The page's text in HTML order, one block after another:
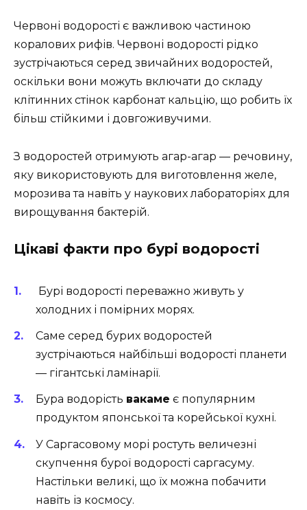
Червоні водорості є важливою частиною
коралових рифів. Червоні водорості рідко
зустрічаються серед звичайних водоростей,
оскільки вони можуть включати до складу
клітинних стінок карбонат кальцію, що робить їх
більш стійкими і довгоживучими.
З водоростей отримують агар-агар — речовину,
яку використовують для виготовлення желе,
морозива та навіть у наукових лабораторіях для
вирощування бактерій.
Цікаві факти про бурі водорості
Бурі водорості переважно живуть у
холодних і помірних морях.
Саме серед бурих водоростей
зустрічаються найбільші водорості планети
— гігантські ламінарії.
Бура водорість вакаме є популярним
продуктом японської та корейської кухні.
У Саргасовому морі ростуть величезні
скупчення бурої водорості саргасуму.
Настільки великі, що їх можна побачити
навіть із космосу.